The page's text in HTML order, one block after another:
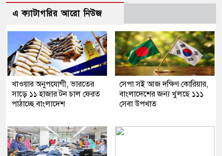
এ ক্যাটাগরির আরো নিউজ
খাওয়ার অনুপযোগী, ভারতের
সাড়ে ১১ হাজার টন চাল ফেরত
পাঠাচ্ছে বাংলাদেশ
সেপা সই আজ দক্ষিণ কোরিয়ার,
বাংলাদেশের জন্য খুলছে ১১১
সেবা উপখাত